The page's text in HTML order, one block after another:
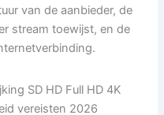
van de aanbieder, de
stream toewijst, en de